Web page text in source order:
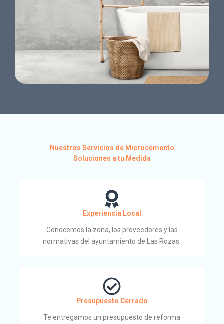
Nuestros Servicios de Microcemento
Soluciones a tu Medida
Experiencia Local
Conocemos la zona, los proveedores y las
normativas del ayuntamiento de Las Rozas.
Presupuesto Cerrado
Te entregamos un presupuesto de reforma